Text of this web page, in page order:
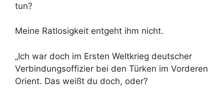
tun?
Meine Ratlosigkeit entgeht ihm nicht.
„Ich war doch im Ersten Weltkrieg deutscher
Verbindungsoffizier bei den Türken im Vorderen
Orient. Das weißt du doch, oder?